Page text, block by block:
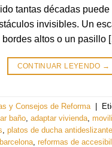
tantas décadas puede
invisibles. Un
bordes altos o un pasillo
CONTINUAR LEYENDO →
y Consejos de Reforma
baño adaptar vivienda
platos de ducha
reformas de